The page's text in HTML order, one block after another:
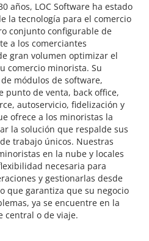
años, LOC Software ha estado
la tecnología para el comercio
conjunto configurable de
a los comerciantes
gran volumen optimizar el
comercio minorista. Su
módulos de software,
punto de venta, back office,
autoservicio, fidelización y
ofrece a los minoristas la
la solución que respalde sus
trabajo únicos. Nuestras
en la nube y locales
necesaria para
y gestionarlas desde
que garantiza que su negocio
ya se encuentre en la
central o de viaje.